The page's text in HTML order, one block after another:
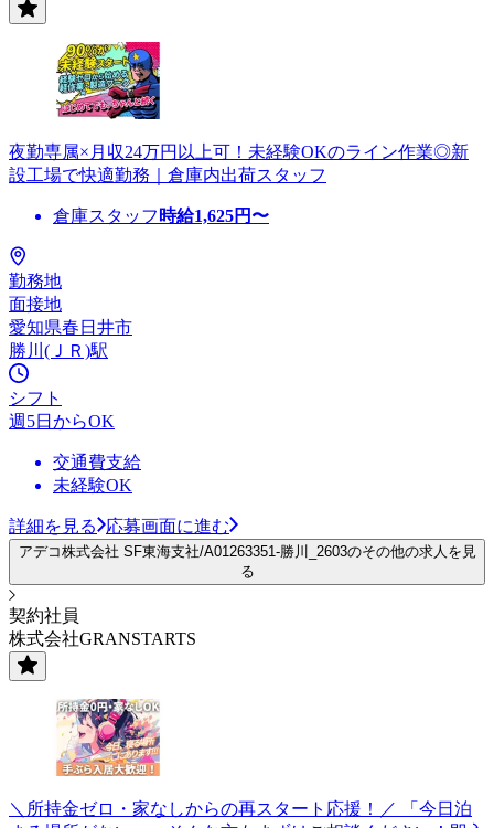
夜勤専属×月収24万円以上可！未経験OKのライン作業◎新
設工場で快適勤務｜倉庫内出荷スタッフ
倉庫スタッフ 時給1,625円〜
勤務地
面接地
愛知県春日井市
勝川(ＪＲ)駅
シフト
週5日からOK
交通費支給
未経験OK
詳細を見る 応募画面に進む
アデコ株式会社 SF東海支社/A01263351-勝川_2603のその他の求人を見
る
契約社員
株式会社GRANSTARTS
＼所持金ゼロ・家なしからの再スタート応援！／ 「今日泊